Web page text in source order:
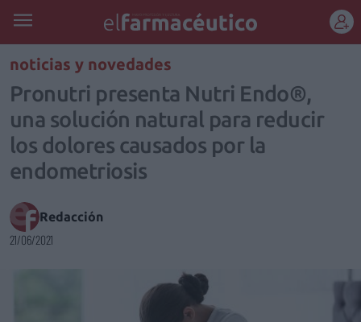
REGÍSTRATE
noticias y novedades
Pronutri presenta Nutri Endo®,
una solución natural para reducir
los dolores causados por la
endometriosis
Redacción
21/06/2021